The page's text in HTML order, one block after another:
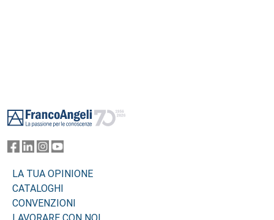
LA TUA OPINIONE
CATALOGHI
CONVENZIONI